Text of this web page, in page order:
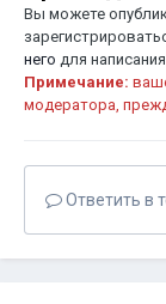
Вы можете
него для
Примечание:
модератора,
Ответить в